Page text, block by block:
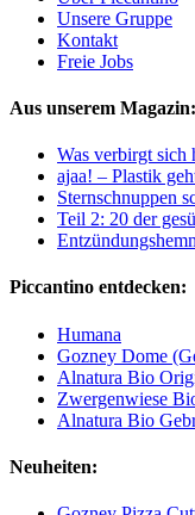
Unsere Gruppe
Kontakt
Freie Jobs
Aus unserem Magazin:
Was verbirgt sich
ajaa! – Plastik
Sternschnuppen
Teil 2: 20 der
Piccantino entdecken:
Humana
Gozney Dome
Alnatura Bio
Zwergenwiese
Alnatura Bio
Neuheiten: